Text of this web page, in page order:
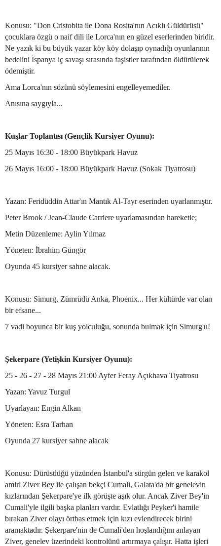
Konusu: "Don Cristobita ile Dona Rosita'nın Acıklı Güldürüsü"
çocuklara özgü o naif dili ile Lorca'nın en güzel eserlerinden biridir.
Ne yazık ki bu büyük yazar köy köy dolaşıp oynadığı oyunlarının
bedelini İspanya iç savaşı sırasında faşistler tarafından öldürülerek
ödemiştir.
Ama Lorca'nın sözünü söylemesini engelleyemediler.
Anısına saygıyla...
Kuşlar Toplantısı (Gençlik Kursiyer Oyunu):
25 Mayıs 16:30 - 18:00 Büyükpark Havuz
26 Mayıs 16:00 - 18:00 Büyükpark Havuz (Sokak Tiyatrosu)
Yazan: Feridüddin Attar'ın Mantık Al-Tayr eserinden uyarlanmıştır.
Peter Brook / Jean-Claude Carriere uyarlamasından hareketle;
Metin Düzenleme: Aylin Yılmaz
Yöneten: İbrahim Güngör
Oyunda 45 kursiyer sahne alacak.
Konusu: Simurg, Zümrüdü Anka, Phoenix... Her kültürde var olan
bir efsane...
7 vadi boyunca bir kuş yolculuğu, sonunda bulmak için Simurg'u!
Şekerpare (Yetişkin Kursiyer Oyunu):
25 - 26 - 27 - 28 Mayıs 21:00 Ayfer Feray Açıkhava Tiyatrosu
Yazan: Yavuz Turgul
Uyarlayan: Engin Alkan
Yöneten: Esra Tarhan
Oyunda 27 kursiyer sahne alacak
Konusu: Dürüstlüğü yüzünden İstanbul'a sürgün gelen ve karakol
amiri Ziver Bey ile çalışan bekçi Cumali, Galata'da bir genelevin
kızlarından Şekerpare'ye ilk görüşte aşık olur. Ancak Ziver Bey'in
Cumali'yle ilgili başka planları vardır. Evlatlığı Peyker'i hamile
bırakan Ziver olayı örtbas etmek için kızı evlendirecek birini
aramaktadır. Şekerpare'nin de Cumali'den hoşlandığını anlayan
Ziver, genelev üzerindeki kontrolünü artırmaya çalışır. Hatta işleri